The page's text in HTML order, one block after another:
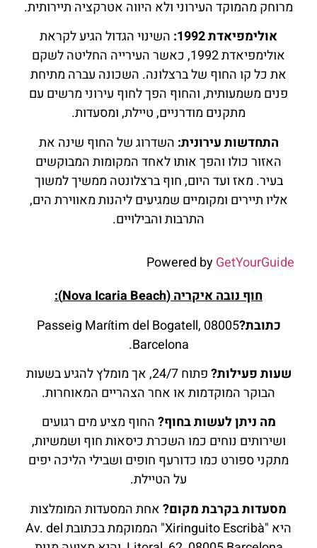
מרוחק מהמוקד העירוני ולא היווה אטרקציה תיירותית.
אולימפיאדת 1992:
השינוי הגדול הגיע לקראת
אולימפיאדת 1992, כאשר העירייה החליטה לשקם
את כל קו החוף של ברצלונה. השכונה עברה מתיחת
פנים משמעותית, והחוף הפך לחוף עירוני מרשים עם
מתקנים מודרניים, טיילת, ומסעדות.
התחדשות עירונית: השדרוג של החוף שינה את
האזור כולו והפך אותו לאחד המקומות המבוקשים
בעיר. מאז ועד היום, חוף ברצלונטה ממשיך למשוך
אליו תיירים ומקומיים שמגיעים ליהנות מאווירת הים,
התרבות והבילויים.
Powered byGetYourGuide
חוף נובה איקריה (Nova Icaria Beach):
כתובת?Passeig Marítim del Bogatell, 08005
Barcelona.
שעות פעילות?
פתוח 24/7, אך מומלץ להגיע בשעות
הבוקר המוקדמות או אחר הצהריים המאוחרות.
מה ניתן לעשות בחוף?החוף מציע מים רגועים
ושירותים נוחים כמו השכרת כיסאות חוף ושמשיות,
מתקני ספורט כמו כדורעף חופים ושבילי הליכה יפים
על הטיילת.
מסעדות בקרבת מקום?אחת המסעדות המומלצות
היא "Xiringuito Escribà" הממוקמת בכתובת Av. del